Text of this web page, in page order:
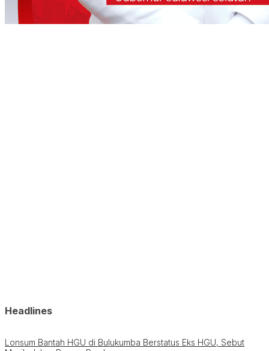
Headlines
Lonsum Bantah HGU di Bulukumba Berstatus Eks HGU, Sebut